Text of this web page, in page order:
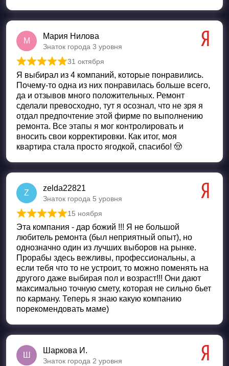
М
Мария Нилова
Знаток города 3 уровня
Оценка
31 октября
Я выбирал из 4 компаний, которые понравились.
Почему-то одна из них понравилась больше всего,
да и отзывов много положительных. Ремонт
сделали превосходно, тут я осознал, что не зря я
отдал предпочтение этой фирме по выполнению
ремонта. Все этапы я мог контролировать и
вносить свои корректировки. Как итог, моя
квартира стала просто ягодкой, спасибо! 🤠
Z
zelda22821
Знаток города 5 уровня
Оценка
15 ноября
Эта компания - дар божий !!! Я не большой
любитель ремонта (был неприятный опыт), но
однозначно один из лучших выборов на рынке.
Прорабы здесь вежливы, профессиональны, а
если тебя что то не устроит, то можно поменять на
другого даже выбирая пол и возраст!!! Они дают
максимально точную смету, которая не сильно бьет
по карману. Теперь я знаю какую компанию
порекомендовать маме)
Ш
Шаркова И.
Знаток города 2 уровня